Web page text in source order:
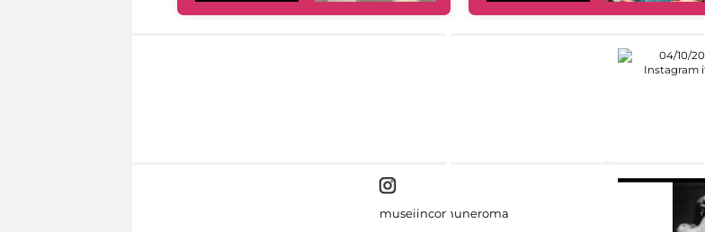
museiincomuneroma